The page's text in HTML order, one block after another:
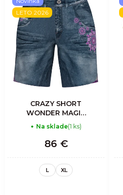
LETO 2026
CRAZY SHORT
WONDER MAGIC
WOMAN
MANDALA
Na sklade(1 ks)
86 €
L XL